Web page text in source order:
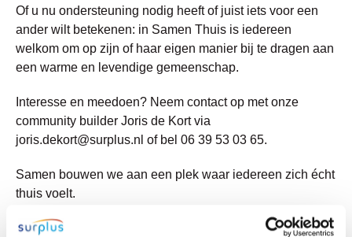
Of u nu ondersteuning nodig heeft of juist iets voor een
ander wilt betekenen: in Samen Thuis is iedereen
welkom om op zijn of haar eigen manier bij te dragen aan
een warme en levendige gemeenschap.
Interesse en meedoen? Neem contact op met onze
community builder Joris de Kort via
joris.dekort@surplus.nl of bel 06 39 53 03 65.
Samen bouwen we aan een plek waar iedereen zich écht
thuis voelt.
Samen Thuis is onderdeel van onze aanpakZorgzame